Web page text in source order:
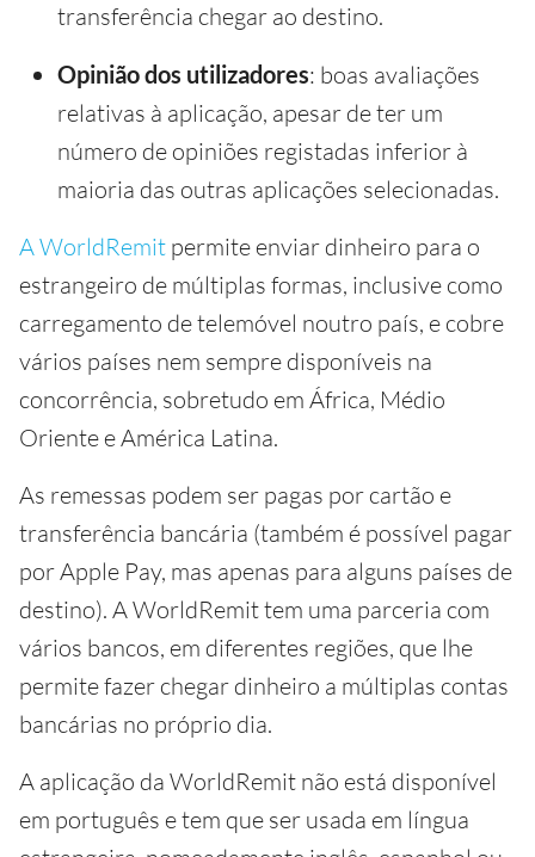
transferência chegar ao destino.
Opinião dos utilizadores: boas avaliações
relativas à aplicação, apesar de ter um
número de opiniões registadas inferior à
maioria das outras aplicações selecionadas.
A WorldRemit permite enviar dinheiro para o
estrangeiro de múltiplas formas, inclusive como
carregamento de telemóvel noutro país, e cobre
vários países nem sempre disponíveis na
concorrência, sobretudo em África, Médio
Oriente e América Latina.
As remessas podem ser pagas por cartão e
transferência bancária (também é possível pagar
por Apple Pay, mas apenas para alguns países de
destino). A WorldRemit tem uma parceria com
vários bancos, em diferentes regiões, que lhe
permite fazer chegar dinheiro a múltiplas contas
bancárias no próprio dia.
A aplicação da WorldRemit não está disponível
em português e tem que ser usada em língua